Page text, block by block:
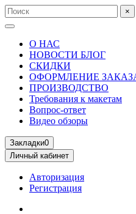
×
О НАС
НОВОСТИ БЛОГ
СКИДКИ
ОФОРМЛЕНИЕ
ПРОИЗВОДСТВО
Требования к макетам
Вопрос-ответ
Видео обзоры
Закладки0
Личный кабинет
Авторизация
Регистрация